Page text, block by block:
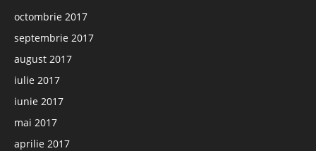
octombrie 2017
septembrie 2017
august 2017
iulie 2017
iunie 2017
mai 2017
aprilie 2017